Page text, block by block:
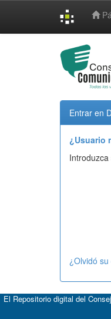
Entrar en
¿Usuario
¿Olvidó
El Repositorio digital del